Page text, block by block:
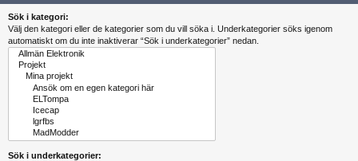
Sök i kategori:
Välj den kategori eller de kategorier som du vill söka i. Underkategorier söks igenom
automatiskt om du inte inaktiverar “Sök i underkategorier” nedan.
Sök i underkategorier: